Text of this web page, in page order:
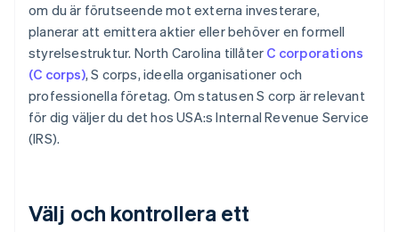
om du är förutseende mot externa investerare,
planerar att emittera aktier eller behöver en formell
styrelsestruktur. North Carolina tillåter C corporations
(C corps), S corps, ideella organisationer och
professionella företag. Om statusen S corp är relevant
för dig väljer du det hos USA:s Internal Revenue Service
(IRS).
Välj och kontrollera ett